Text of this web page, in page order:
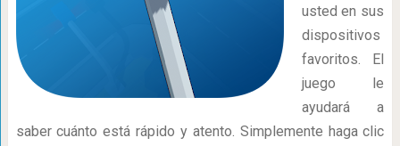
usted en sus
dispositivos
favoritos. El
juego le
ayudará a
saber cuánto está rápido y atento. Simplemente haga clic